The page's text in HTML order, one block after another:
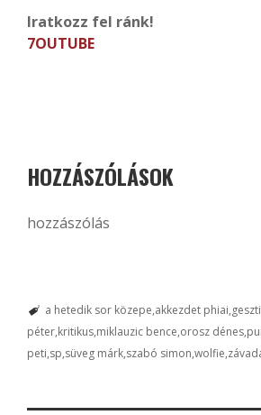
Iratkozz fel ránk!
7OUTUBE
HOZZÁSZÓLÁSOK
hozzászólás
a hetedik sor közepe akkezdet phiai geszti
péter kritikus miklauzic bence orosz dénes
peti sp süveg márk szabó simon wolfie